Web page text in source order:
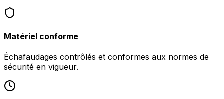
Matériel conforme
Échafaudages contrôlés et conformes aux normes de
sécurité en vigueur.